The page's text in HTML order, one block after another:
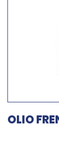
OLIO